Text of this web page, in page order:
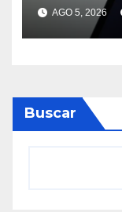
poder
AGO 5, 2026
Buscar